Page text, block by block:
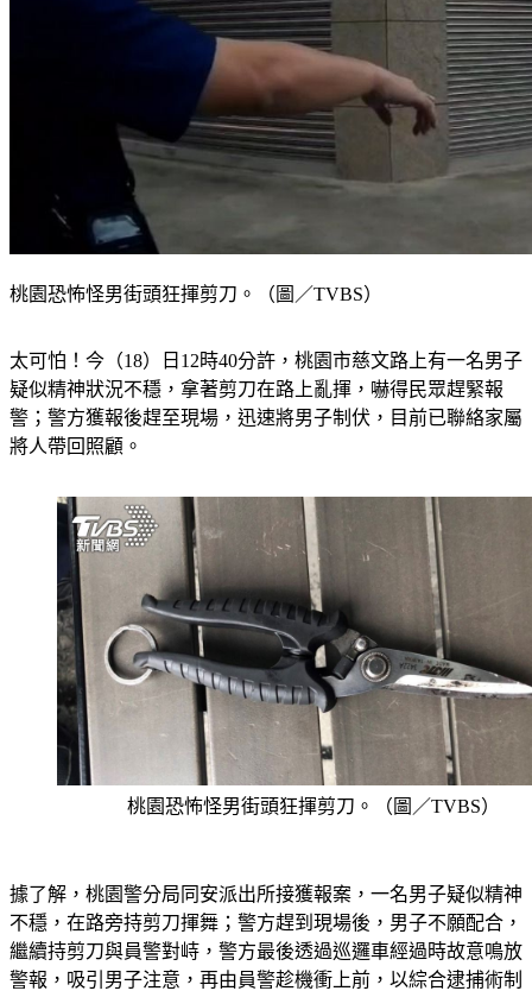
桃園恐怖怪男街頭狂揮剪刀。（圖／TVBS）
太可怕！今（18）日12時40分許，桃園市慈文路上有一名男子
疑似精神狀況不穩，拿著剪刀在路上亂揮，嚇得民眾趕緊報
警；警方獲報後趕至現場，迅速將男子制伏，目前已聯絡家屬
將人帶回照顧。
桃園恐怖怪男街頭狂揮剪刀。（圖／TVBS）
據了解，桃園警分局同安派出所接獲報案，一名男子疑似精神
不穩，在路旁持剪刀揮舞；警方趕到現場後，男子不願配合，
繼續持剪刀與員警對峙，警方最後透過巡邏車經過時故意鳴放
警報，吸引男子注意，再由員警趁機衝上前，以綜合逮捕術制